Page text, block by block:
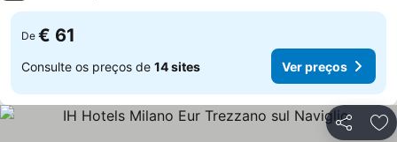
De € 61
Consulte os preços de 14 sites Ver preços
Partilhar